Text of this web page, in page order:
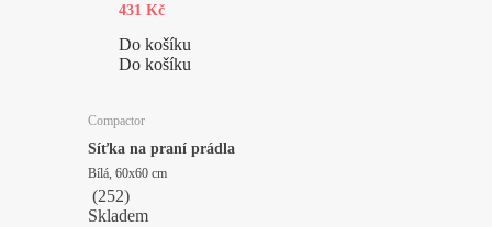
431 Kč
Do košíku
Do košíku
Compactor
Síťka na praní prádla
Bílá, 60x60 cm
(252)
Skladem